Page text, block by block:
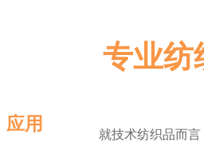
专业纺
应用
就技术纺织品而